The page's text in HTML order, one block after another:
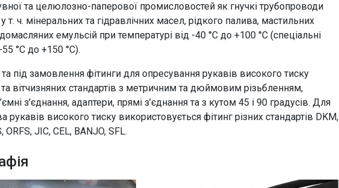
та целюлозно-паперової промисловостей як гнучкі трубопроводи
т. ч. мінеральних та гідравлічних масел, рідкого палива, мастильних
емульсій при температурі від -40 °С до +100 °С (спеціальні
°С до +150 °С).
та під замовлення фітинги для опресування рукавів високого тиску
вітчизняних стандартів з метричним та дюймовим різьбленням,
з’єднання, адаптери, прямі з’єднання та з кутом 45 і 90 градусів. Для
рукавів високого тиску використовується фітинг різних стандартів DKM,
ORFS, JIC, CEL, BANJO, SFL.